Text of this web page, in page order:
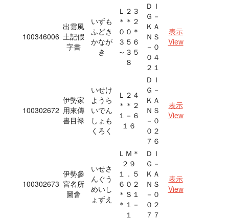
100346006
出雲風
土記假
字書
いずも
ふどき
かなが
き
Ｌ２３
＊＊２
００＊
３５６
～３５
８
ＤＩ
Ｇ－
ＫＡ
ＮＳ
－０
０４
２１
表示
View
100302672
伊勢家
用來傳
書目禄
いせけ
ようら
いでん
しょも
くろく
Ｌ２４
＊＊２
１－６
１６
ＤＩ
Ｇ－
ＫＡ
ＮＳ
－０
０２
７６
表示
View
100302673
伊勢參
宮名所
圖會
いせさ
んぐう
めいし
ょずえ
ＬＭ＊
２９
１．５
６０２
＊Ｓ１
＊１－
１
ＤＩ
Ｇ－
ＫＡ
ＮＳ
－０
０２
７７
表示
View